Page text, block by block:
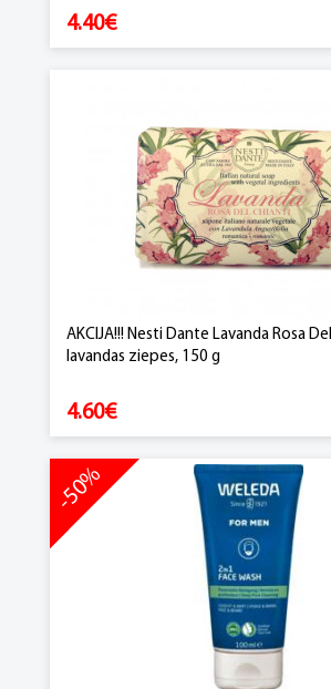
4.40€
AKCIJA!!! Nesti Dante Lavanda Rosa
lavandas ziepes, 150 g
4.60€
-50%